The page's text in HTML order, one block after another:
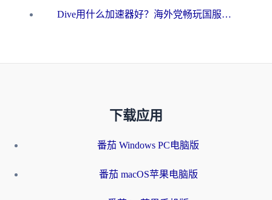
Dive用什么加速器好？海外党畅玩国服游戏的终极避坑指南
下载应用
番茄 Windows PC电脑版
番茄 macOS苹果电脑版